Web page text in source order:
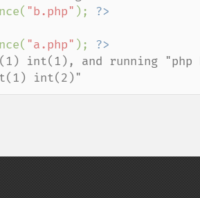
"b.php" );
"a.php" );
int(1), and running
int(2)"